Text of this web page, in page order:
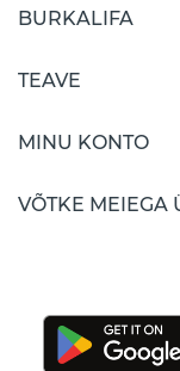
BURKALIFA
TEAVE
MINU KONTO
VÕTKE MEIEGA